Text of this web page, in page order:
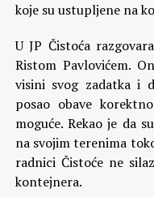
koje su ustupljene na
U JP Čistoća
Ristom Pavlovićem.
visini svog zadatka i
posao obave
moguće. Rekao je da
na svojim terenima
radnici Čistoće ne
kontejnera.